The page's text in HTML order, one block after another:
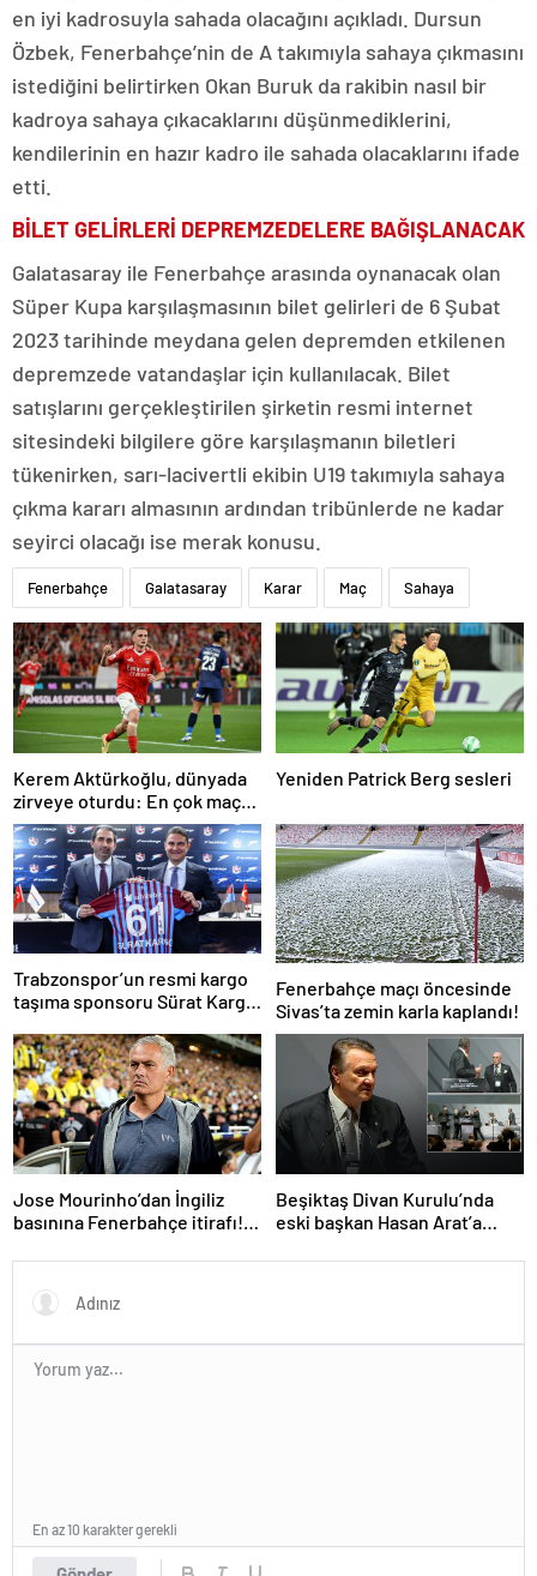
en iyi kadrosuyla sahada olacağını açıkladı. Dursun
Özbek, Fenerbahçe’nin de A takımıyla sahaya çıkmasını
istediğini belirtirken Okan Buruk da rakibin nasıl bir
kadroya sahaya çıkacaklarını düşünmediklerini,
kendilerinin en hazır kadro ile sahada olacaklarını ifade
etti.
BİLET GELİRLERİ DEPREMZEDELERE BAĞIŞLANACAK
Galatasaray ile Fenerbahçe arasında oynanacak olan
Süper Kupa karşılaşmasının bilet gelirleri de 6 Şubat
2023 tarihinde meydana gelen depremden etkilenen
depremzede vatandaşlar için kullanılacak. Bilet
satışlarını gerçekleştirilen şirketin resmi internet
sitesindeki bilgilere göre karşılaşmanın biletleri
tükenirken, sarı-lacivertli ekibin U19 takımıyla sahaya
çıkma kararı almasının ardından tribünlerde ne kadar
seyirci olacağı ise merak konusu.
Fenerbahçe Galatasaray Karar Maç Sahaya
Kerem Aktürkoğlu, dünyada
zirveye oturdu: En çok maça
çıkan oyuncu!
Yeniden Patrick Berg sesleri
Trabzonspor’un resmi kargo
taşıma sponsoru Sürat Kargo
Fenerbahçe maçı öncesinde
Sivas’ta zemin karla kaplandı!
Jose Mourinho’dan İngiliz
basınına Fenerbahçe itirafı!
Beşiktaş Divan Kurulu’nda
eski başkan Hasan Arat’a
ertelendi
En az 10 karakter gerekli